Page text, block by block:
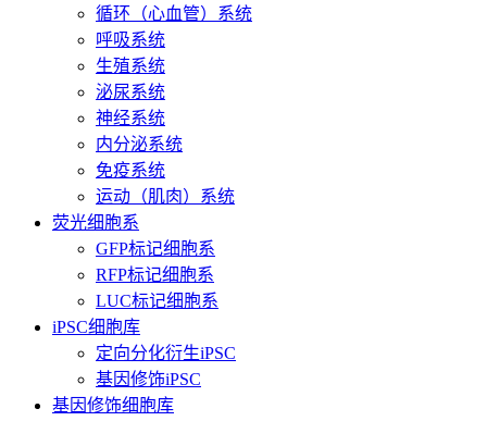
循环（心血管）系统
呼吸系统
生殖系统
泌尿系统
神经系统
内分泌系统
免疫系统
运动（肌肉）系统
荧光细胞系
GFP标记细胞系
RFP标记细胞系
LUC标记细胞系
iPSC细胞库
定向分化衍生iPSC
基因修饰iPSC
基因修饰细胞库